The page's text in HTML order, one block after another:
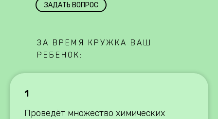
ЗАДАТЬ ВОПРОС
ЗА ВРЕМЯ КРУЖКА ВАШ
РЕБЕНОК:
1
Проведёт множество химических